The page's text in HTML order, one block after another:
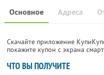
Основное Адреса
Скачайте приложение
покажите купон с экрана
ЧТО ВЫ ПОЛУЧИТЕ